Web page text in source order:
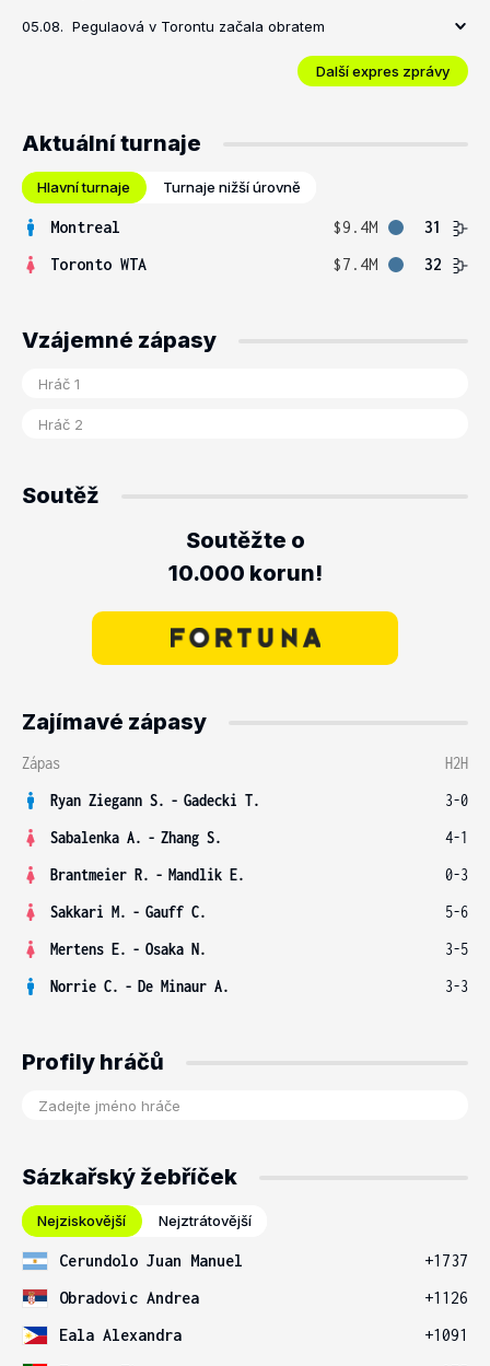
05.08. Pegulaová v Torontu začala obratem
Další expres zprávy
Aktuální turnaje
Hlavní turnaje Turnaje nižší úrovně
Montreal $9.4M
31
Toronto WTA
$7.4M 32
Vzájemné zápasy
Soutěž
Soutěžte o
10.000 korun!
Zajímavé zápasy
Zápas
H2H
Ryan Ziegann S. - Gadecki T.
3-0
Sabalenka A. - Zhang S.
4-1
Brantmeier R. - Mandlik E.
0-3
Sakkari M. - Gauff C.
5-6
Mertens E. - Osaka N.
3-5
Norrie C. - De Minaur A. 3-3
Profily hráčů
Sázkařský žebříček
Nejziskovější Nejztrátovější
Cerundolo Juan Manuel
+1737
Obradovic Andrea
+1126
Eala Alexandra
+1091